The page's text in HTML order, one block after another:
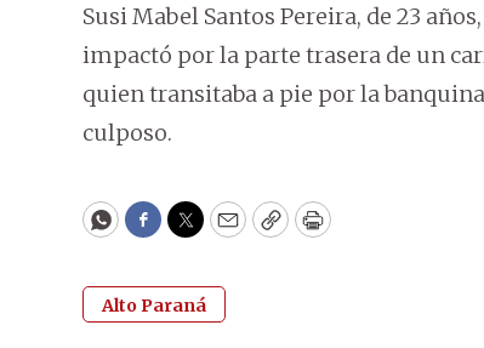
Susi Mabel Santos Pereira, de 23
impactó por la parte trasera de un
quien transitaba a pie por la
culposo.
WhatsApp
Facebook
Twitter
EmailCopyPrint
Alto Paraná